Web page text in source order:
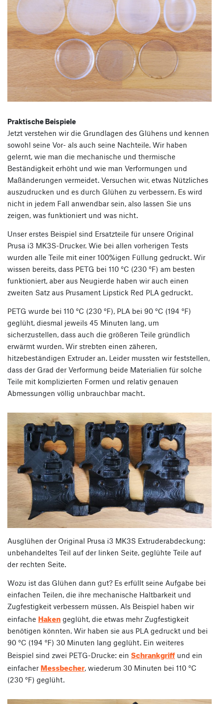
Praktische Beispiele
Jetzt verstehen wir die Grundlagen des Glühens und kennen
sowohl seine Vor- als auch seine Nachteile. Wir haben
gelernt, wie man die mechanische und thermische
Beständigkeit erhöht und wie man Verformungen und
Maßänderungen vermeidet. Versuchen wir, etwas Nützliches
auszudrucken und es durch Glühen zu verbessern. Es wird
nicht in jedem Fall anwendbar sein, also lassen Sie uns
zeigen, was funktioniert und was nicht.
Unser erstes Beispiel sind Ersatzteile für unsere Original
Prusa i3 MK3S-Drucker. Wie bei allen vorherigen Tests
wurden alle Teile mit einer 100%igen Füllung gedruckt. Wir
wissen bereits, dass PETG bei 110 °C (230 °F) am besten
funktioniert, aber aus Neugierde haben wir auch einen
zweiten Satz aus Prusament Lipstick Red PLA gedruckt.
PETG wurde bei 110 °C (230 °F), PLA bei 90 °C (194 °F)
geglüht, diesmal jeweils 45 Minuten lang, um
sicherzustellen, dass auch die größeren Teile gründlich
erwärmt wurden. Wir strebten einen zäheren,
hitzebeständigen Extruder an. Leider mussten wir feststellen,
dass der Grad der Verformung beide Materialien für solche
Teile mit komplizierten Formen und relativ genauen
Abmessungen völlig unbrauchbar macht.
Ausglühen der Original Prusa i3 MK3S Extruderabdeckung:
unbehandeltes Teil auf der linken Seite, geglühte Teile auf
der rechten Seite.
Wozu ist das Glühen dann gut? Es erfüllt seine Aufgabe bei
einfachen Teilen, die ihre mechanische Haltbarkeit und
Zugfestigkeit verbessern müssen. Als Beispiel haben wir
einfache Haken geglüht, die etwas mehr Zugfestigkeit
benötigen könnten. Wir haben sie aus PLA gedruckt und bei
90 °C (194 °F) 30 Minuten lang geglüht. Ein weiteres
Beispiel sind zwei PETG-Drucke: ein Schrankgriff und ein
einfacher Messbecher , wiederum 30 Minuten bei 110 °C
(230 °F) geglüht.